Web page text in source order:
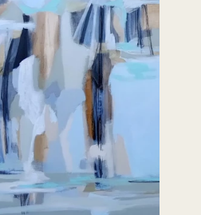
– Curitiba - PR
– Curitiba - PR
– Curitiba - PR
– SC
- Curitiba – PR
Grupo 725- PR
GO
PR
Castro-PR